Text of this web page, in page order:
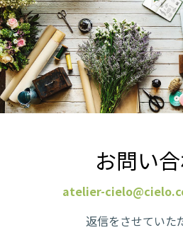
お問い
atelier-
返信をさせていた